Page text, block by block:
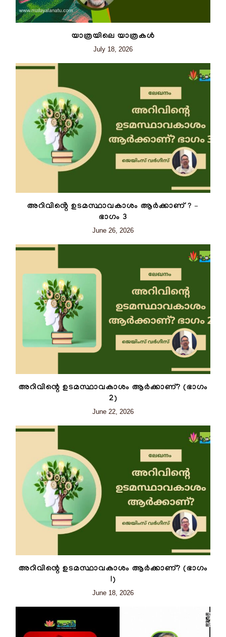
യാത്രയിലെ യാത്രകൾ
July 18, 2026
അറിവിൻ്റെ ഉടമസ്ഥാവകാശം ആർക്കാണ് ? –
ഭാഗം 3
June 26, 2026
അറിവിന്റെ ഉടമസ്ഥാവകാശം ആർക്കാണ്? (ഭാഗം
2)
June 22, 2026
അറിവിന്റെ ഉടമസ്ഥാവകാശം ആർക്കാണ്? (ഭാഗം
I)
June 18, 2026